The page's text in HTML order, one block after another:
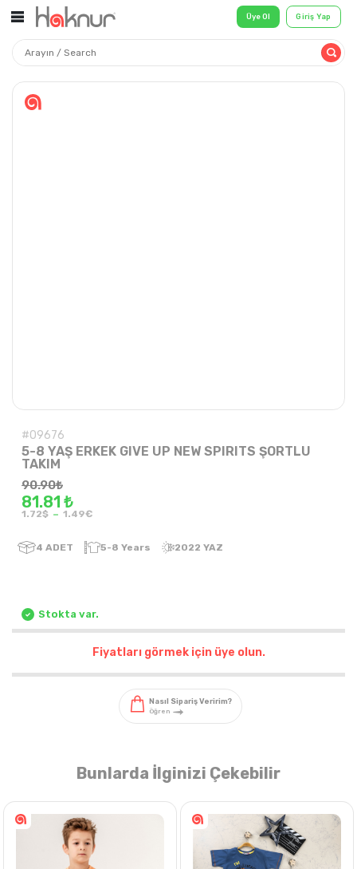
Üye Ol
#09676
5-8 YAŞ ERKEK GIVE UP NEW SPIRITS ŞORTLU
TAKIM
90.90₺
81.81 ₺
1.72$ - 1.49€
4 ADET 5-8 Years 2022 YAZ
Stokta var.
Fiyatları görmek için üye olun.
Bunlarda İlginizi Çekebilir